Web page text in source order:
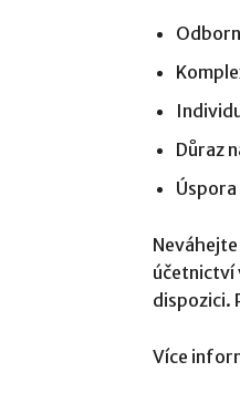
Důraz
účetnictví
dispozici.
Více